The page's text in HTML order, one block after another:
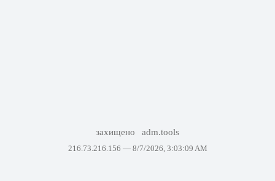
захищено adm.tools
216.73.216.156 — 8/7/2026, 3:03:09 AM